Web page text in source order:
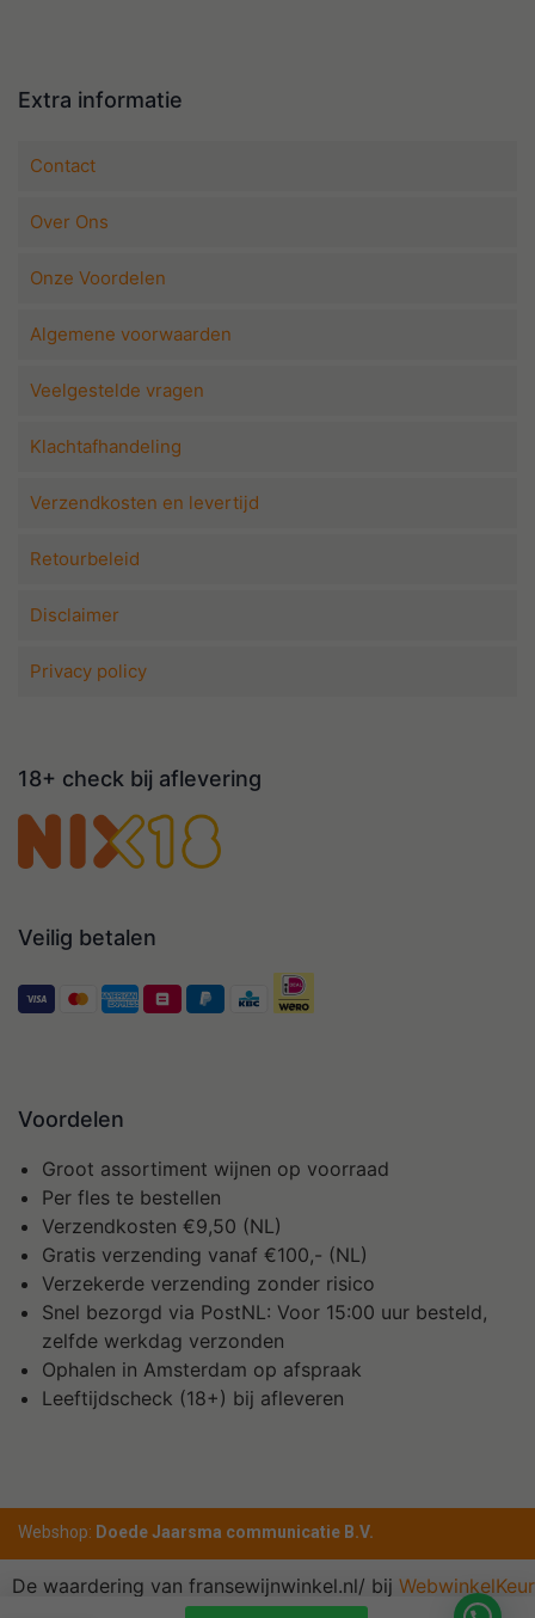
Extra informatie
Contact
Over Ons
Onze Voordelen
Algemene voorwaarden
Veelgestelde vragen
Klachtafhandeling
Verzendkosten en levertijd
Retourbeleid
Disclaimer
Privacy policy
18+ check bij aflevering
Veilig betalen
Voordelen
Groot assortiment wijnen op voorraad
Per fles te bestellen
Verzendkosten €9,50 (NL)
Gratis verzending vanaf €100,- (NL)
Verzekerde verzending zonder risico
Snel bezorgd via PostNL: Voor 15:00 uur besteld,
zelfde werkdag verzonden
Ophalen in Amsterdam op afspraak
Leeftijdscheck (18+) bij afleveren
Webshop: Doede Jaarsma communicatie B.V.
De waardering van fransewijnwinkel.nl/ bij WebwinkelKeur